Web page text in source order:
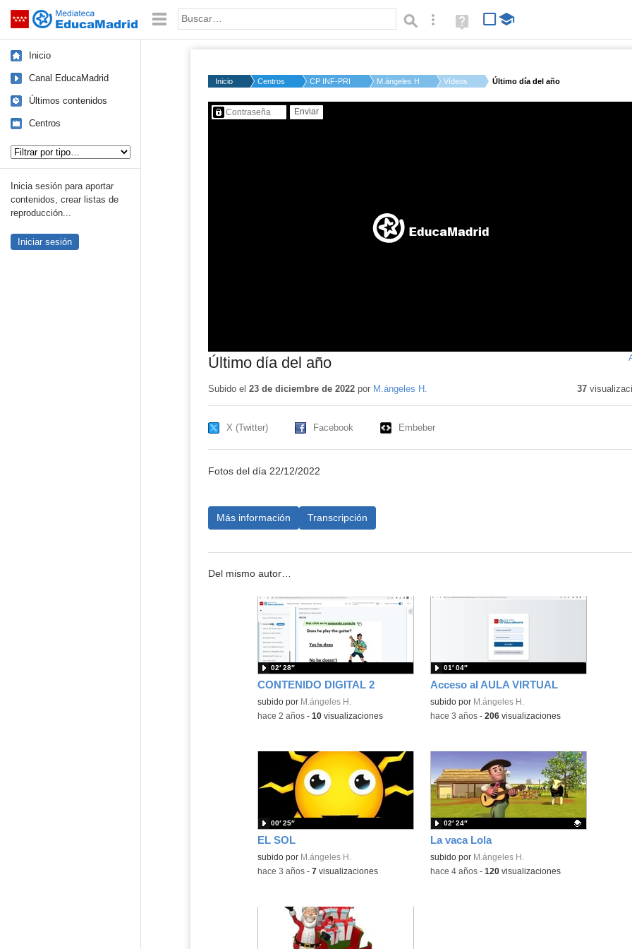
Saltar navegación Palabra o frase: Búsqueda avanzada
Ayuda
(en
Inicio
Canal EducaMadrid
Últimos contenidos
Centros
Inicia sesión para aportar
contenidos, crear listas de
reproducción...
Iniciar sesión
Inicio Centros CP INF-PRI PRINCIPE ...M.ángeles H. Vídeos Último día del año
Contenido protegido…
Último día del año
Subido el 23 de diciembre de 2022por M.ángeles H. 37
X (Twitter) Facebook Embeber
Fotos del día 22/12/2022
Más información Transcripción
Del mismo autor…
CONTENIDO DIGITAL 2
subido por M.ángeles H.
02′ 28″
-hace 2 años- 10visualizaciones
Acceso al AULA VIRTUAL
subido por M.ángeles H.
01′ 04″
-hace 3 años- 206visualizaciones
EL SOL
subido por M.ángeles H.
00′ 25″
-hace 3 años- 7visualizaciones
La vaca Lola
Contenido educativo.
subido por M.ángeles H.
02′ 24″
-hace 4 años- 120visualizaciones